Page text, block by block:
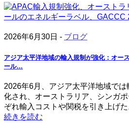
2026年6月30日 - ブログ
アジア太平洋地域の輸入規制が強化：オー
ール…
2026年6月、アジア太平洋地域で
化され、オーストラリア、シンガ
ぞれ輸入コストや関税を引き上げた
続きを読む